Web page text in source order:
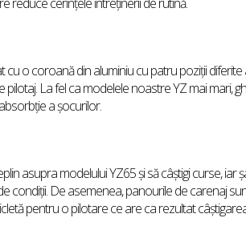
o coroană din aluminiu cu patru poziții
La fel ca modelele noastre YZ mai mari,
a șocurilor.
asupra modelului YZ65 și să câștigi curse, iar
condiții. De asemenea, panourile de carenaj
pentru o pilotare ce are ca rezultat